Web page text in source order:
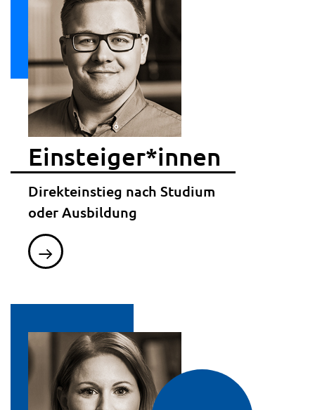
Einsteiger*innen
Direkteinstieg nach Studium
oder Ausbildung